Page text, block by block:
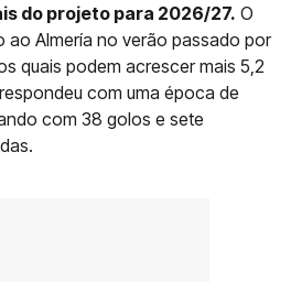
do projeto para 2026/27. O
Almería no verão passado por
quais podem acrescer mais 5,2
com uma época de
com 38 golos e sete